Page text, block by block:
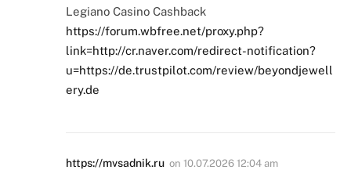
Legiano Casino Cashback
https://forum.wbfree.net/proxy.php?
link=http://cr.naver.com/redirect-notification?
u=https://de.trustpilot.com/review/beyondjewell
ery.de
https://mvsadnik.ru on 10.07.2026 12:04 am